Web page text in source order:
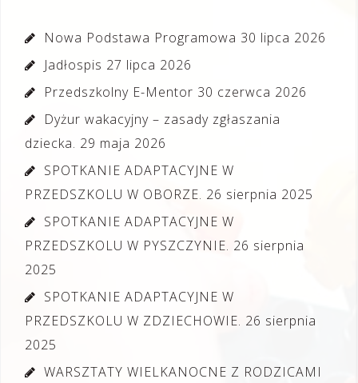
Nowa Podstawa Programowa 30 lipca 2026
Jadłospis 27 lipca 2026
Przedszkolny E-Mentor 30 czerwca 2026
Dyżur wakacyjny – zasady zgłaszania
dziecka. 29 maja 2026
SPOTKANIE ADAPTACYJNE W
PRZEDSZKOLU W OBORZE. 26 sierpnia 2025
SPOTKANIE ADAPTACYJNE W
PRZEDSZKOLU W PYSZCZYNIE. 26 sierpnia
2025
SPOTKANIE ADAPTACYJNE W
PRZEDSZKOLU W ZDZIECHOWIE. 26 sierpnia
2025
WARSZTATY WIELKANOCNE Z RODZICAMI